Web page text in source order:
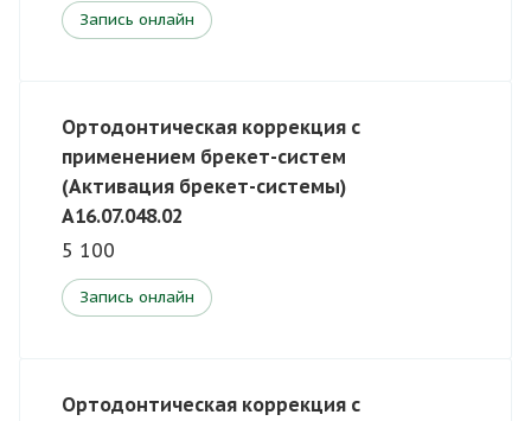
Запись онлайн
Ортодонтическая коррекция с
применением брекет-систем
(Активация брекет-системы)
A16.07.048.02
5 100
Запись онлайн
Ортодонтическая коррекция с